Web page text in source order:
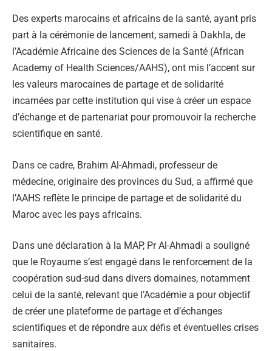
Des experts marocains et africains de la santé, ayant pris
part à la cérémonie de lancement, samedi à Dakhla, de
l’Académie Africaine des Sciences de la Santé (African
Academy of Health Sciences/AAHS), ont mis l’accent sur
les valeurs marocaines de partage et de solidarité
incarnées par cette institution qui vise à créer un espace
d’échange et de partenariat pour promouvoir la recherche
scientifique en santé.
Dans ce cadre, Brahim Al-Ahmadi, professeur de
médecine, originaire des provinces du Sud, a affirmé que
l’AAHS reflète le principe de partage et de solidarité du
Maroc avec les pays africains.
Dans une déclaration à la MAP, Pr Al-Ahmadi a souligné
que le Royaume s’est engagé dans le renforcement de la
coopération sud-sud dans divers domaines, notamment
celui de la santé, relevant que l’Académie a pour objectif
de créer une plateforme de partage et d’échanges
scientifiques et de répondre aux défis et éventuelles crises
sanitaires.